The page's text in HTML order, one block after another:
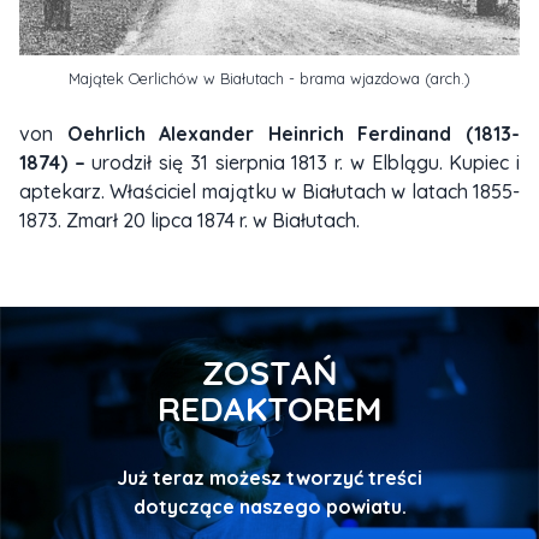
Majątek Oerlichów w Białutach - brama wjazdowa (arch.)
von Oehrlich Alexander Heinrich Ferdinand (1813-
1874) –urodził się 31 sierpnia 1813 r. w Elblągu. Kupiec i
aptekarz. Właściciel majątku w Białutach w latach 1855-
1873. Zmarł 20 lipca 1874 r. w Białutach.
ZOSTAŃ
REDAKTOREM
Już teraz możesz tworzyć treści
dotyczące naszego powiatu.